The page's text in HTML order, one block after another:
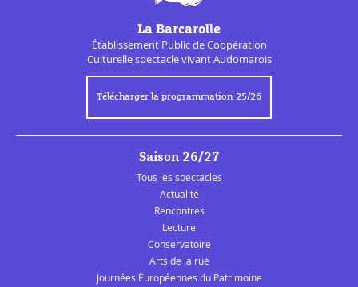
La Barcarolle
Établissement Public deCoopération
Culturellespectacle vivant Audomarois
Télécharger la programmation 25/26
Saison 26/27
Tous les spectacles
Actualité
Rencontres
Lecture
Conservatoire
Arts de la rue
Journées Européennes du Patrimoine